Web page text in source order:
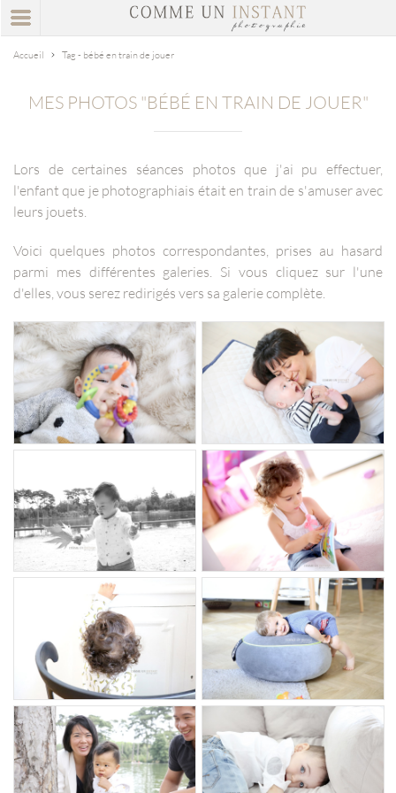
Accueil Tag - bébé en train de jouer
MES PHOTOS "BÉBÉ EN TRAIN DE JOUER"
Lors de certaines séances photos que j'ai pu effectuer,
l'enfant que je photographiais était en train de s'amuser avec
leurs jouets.
Voici quelques photos correspondantes, prises au hasard
parmi mes différentes galeries. Si vous cliquez sur l'une
d'elles, vous serez redirigés vers sa galerie complète.